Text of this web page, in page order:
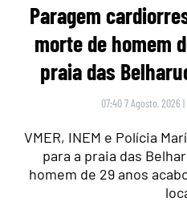
Paragem
morte de homem
praia das
07:40 7 Agosto, 2026 |
VMER, INEM e Polícia
para a praia das
homem de 29 anos